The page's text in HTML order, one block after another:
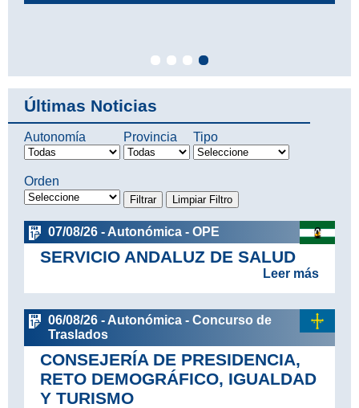
Últimas Noticias
Autonomía Provincia Tipo
Orden
07/08/26 - Autonómica - OPE
SERVICIO ANDALUZ DE SALUD
Leer más
06/08/26 - Autonómica - Concurso de
Traslados
CONSEJERÍA DE PRESIDENCIA,
RETO DEMOGRÁFICO, IGUALDAD
Y TURISMO